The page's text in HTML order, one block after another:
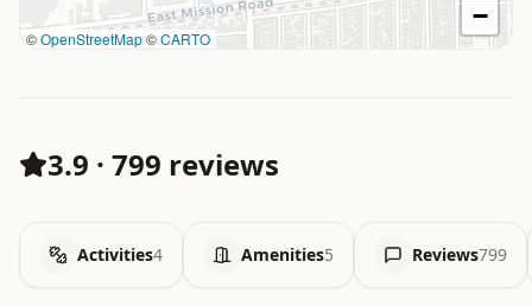
©OpenStreetMap©CARTO
−
3.9 · 799 reviews
Activities4 Amenities5 Reviews799